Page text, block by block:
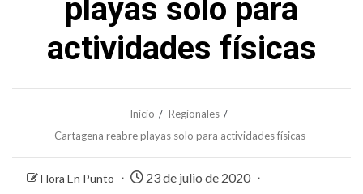
playas solo para
actividades físicas
Inicio
Regionales
Cartagena reabre playas solo para actividades físicas
Hora En Punto 23 de julio de 2020